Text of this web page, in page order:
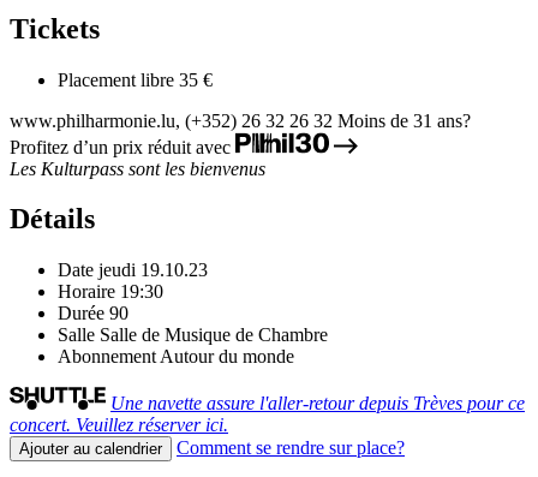
Tickets
Placement libre 35 €
www.philharmonie.lu, (+352) 26 32 26 32 Moins de 31 ans?
Profitez d’un prix réduit avec
Les Kulturpass sont les bienvenus
Détails
Date jeudi 19.10.23
Horaire 19:30
Durée 90
Salle Salle de Musique de Chambre
Abonnement Autour du monde
Une navette assure l'aller-retour depuis Trèves pour ce
concert. Veuillez réserver ici.
Ajouter au calendrier Comment se rendre sur place?